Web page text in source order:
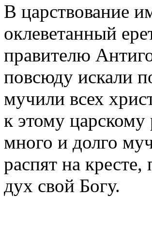
В царствование
оклеветанный
правителю
повсюду искали
мучили всех
к этому царскому
много и долго
распят на
дух свой Богу.